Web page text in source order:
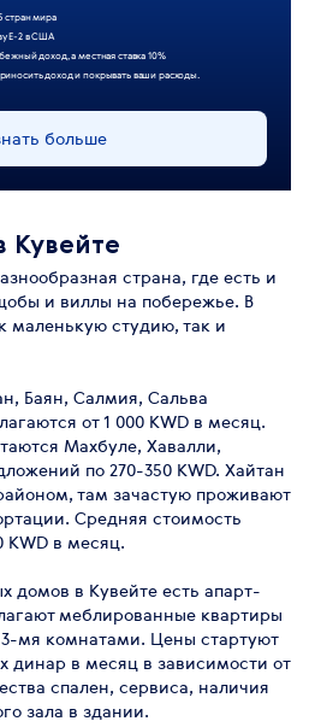
стран мира
Е-2 в США
доход, а местная ставка 10%
доход и покрывать ваши расходы.
больше
Кувейте
страна, где есть и
и виллы на побережье. В
маленькую студию, так и
Баян, Салмия, Сальва
от 1 000 KWD в месяц.
Махбуле, Хавалли,
по 270-350 KWD. Хайтан
там зачастую проживают
Средняя стоимость
KWD в месяц.
домов в Кувейте есть апарт-
меблированные квартиры
мя комнатами. Цены стартуют
динар в месяц в зависимости от
спален, сервиса, наличия
зала в здании.